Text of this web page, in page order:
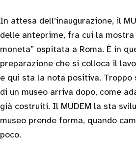
In attesa dell’inaugurazione, il
delle anteprime, fra cui la mostra
moneta” ospitata a Roma. È in
preparazione che si colloca il
e qui sta la nota positiva. Troppo
di un museo arriva dopo, come
già costruiti. Il MUDEM la sta
museo prende forma, quando
poco.